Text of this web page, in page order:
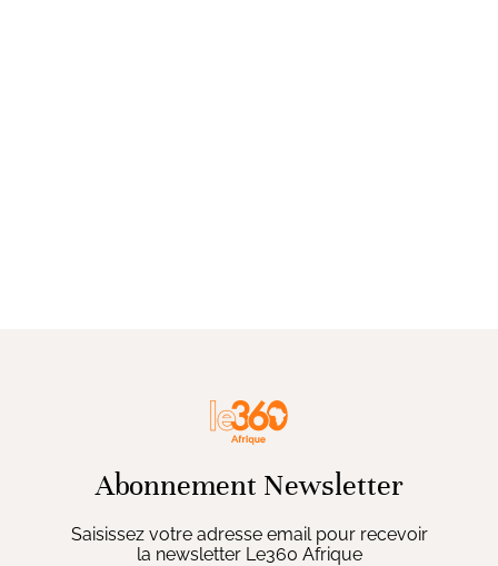
Abonnement Newsletter
Saisissez votre adresse email pour recevoir
la newsletter Le360 Afrique